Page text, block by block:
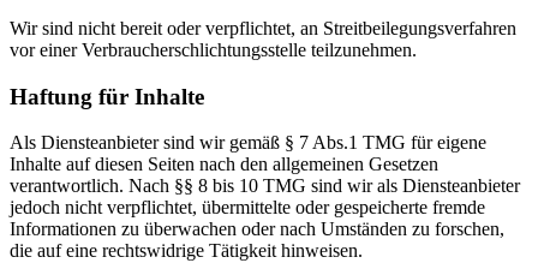
Wir sind nicht bereit oder verpflichtet, an Streitbeilegungsverfahren
vor einer Verbraucherschlichtungsstelle teilzunehmen.
Haftung für Inhalte
Als Diensteanbieter sind wir gemäß § 7 Abs.1 TMG für eigene
Inhalte auf diesen Seiten nach den allgemeinen Gesetzen
verantwortlich. Nach §§ 8 bis 10 TMG sind wir als Diensteanbieter
jedoch nicht verpflichtet, übermittelte oder gespeicherte fremde
Informationen zu überwachen oder nach Umständen zu forschen,
die auf eine rechtswidrige Tätigkeit hinweisen.